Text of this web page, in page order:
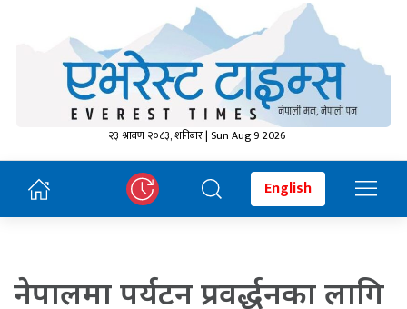
२३ श्रावण २०८३, शनिबार | Sun Aug 9 2026
English
नेपालमा पर्यटन प्रवर्द्धनका लागि